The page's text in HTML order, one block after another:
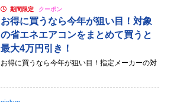
期間限定 クーポン
お得に買うなら今年が狙い目！対象
の省エネエアコンをまとめて買うと
最大4万円引き！
お得に買うなら今年が狙い目！指定メーカーの対